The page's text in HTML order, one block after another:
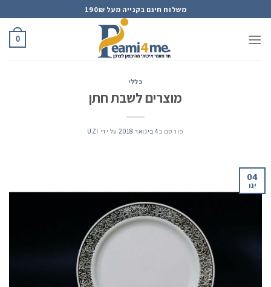
to
content
משלוח חינם בקנייה מעל 190₪
0
כללי
מוצרים לשבת חתן
פורסם ב4 בינואר 2018 על ידי UZI
04
ינו